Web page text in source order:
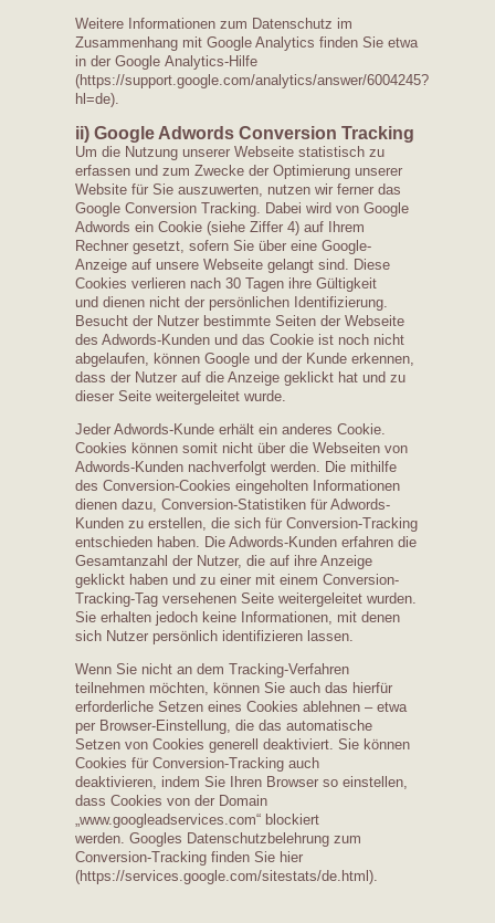
Weitere Informationen zum Datenschutz im
Zusammenhang mit Google Analytics finden Sie etwa
in der Google Analytics-Hilfe
(https://support.google.com/analytics/answer/6004245?
hl=de).
ii) Google Adwords Conversion Tracking
Um die Nutzung unserer Webseite statistisch zu
erfassen und zum Zwecke der Optimierung unserer
Website für Sie auszuwerten, nutzen wir ferner das
Google Conversion Tracking. Dabei wird von Google
Adwords ein Cookie (siehe Ziffer 4) auf Ihrem
Rechner gesetzt, sofern Sie über eine Google-
Anzeige auf unsere Webseite gelangt sind. Diese
Cookies verlieren nach 30 Tagen ihre Gültigkeit
und dienen nicht der persönlichen Identifizierung.
Besucht der Nutzer bestimmte Seiten der Webseite
des Adwords-Kunden und das Cookie ist noch nicht
abgelaufen, können Google und der Kunde erkennen,
dass der Nutzer auf die Anzeige geklickt hat und zu
dieser Seite weitergeleitet wurde.
Jeder Adwords-Kunde erhält ein anderes Cookie.
Cookies können somit nicht über die Webseiten von
Adwords-Kunden nachverfolgt werden. Die mithilfe
des Conversion-Cookies eingeholten Informationen
dienen dazu, Conversion-Statistiken für Adwords-
Kunden zu erstellen, die sich für Conversion-Tracking
entschieden haben. Die Adwords-Kunden erfahren die
Gesamtanzahl der Nutzer, die auf ihre Anzeige
geklickt haben und zu einer mit einem Conversion-
Tracking-Tag versehenen Seite weitergeleitet wurden.
Sie erhalten jedoch keine Informationen, mit denen
sich Nutzer persönlich identifizieren lassen.
Wenn Sie nicht an dem Tracking-Verfahren
teilnehmen möchten, können Sie auch das hierfür
erforderliche Setzen eines Cookies ablehnen – etwa
per Browser-Einstellung, die das automatische
Setzen von Cookies generell deaktiviert. Sie können
Cookies für Conversion-Tracking auch
deaktivieren, indem Sie Ihren Browser so einstellen,
dass Cookies von der Domain
„www.googleadservices.com“ blockiert
werden. Googles Datenschutzbelehrung zum
Conversion-Tracking finden Sie hier
(https://services.google.com/sitestats/de.html).